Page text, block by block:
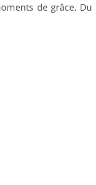
de grâce. Du